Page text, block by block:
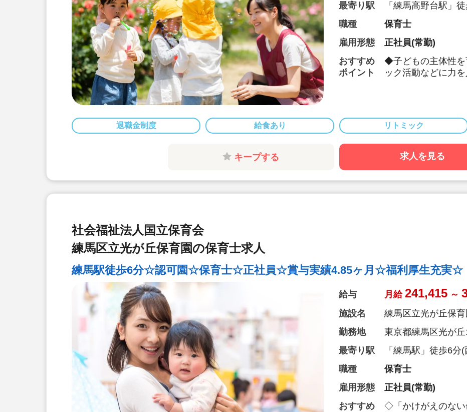
最寄り駅
「練馬高野台駅」
職種
保育士
雇用形態
正社員(常勤)
おすすめ
ポイント
◆子どもの主体性を
ック活動などに力
◆月給26.8万～、賞
◆別途経験手当あり
算されます♪
◆産休・育休の取
制度など安心の福
退職金制度 給食あり リトミック
キープする 求人を見る
社会福祉法人国立保育会
練馬区立光が丘保育園の保育士求人
練馬駅徒歩6分☆認可園☆保育士☆正社員☆賞与実績4.85ヶ月☆福利厚生充実☆
給与 月給 241,415 ～
施設名
練馬区立光が丘保育
勤務地
東京都練馬区光が
最寄り駅
「練馬駅」徒歩6
島線/都営大江戸線)
職種
保育士
雇用形態
正社員(常勤)
おすすめ
◇「かけがえのない